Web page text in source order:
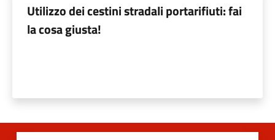
Utilizzo dei cestini stradali portarifiuti: fai
la cosa giusta!